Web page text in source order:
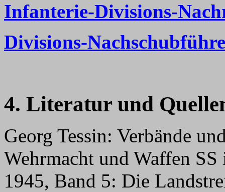
Infanterie-Divisions-
Divisions-
4. Literatur und
Georg Tessin: Verbände
Wehrmacht und Waffen
1945, Band 5: Die